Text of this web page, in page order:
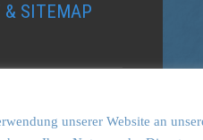
& SITEMAP
BUFF®
unserer Website an